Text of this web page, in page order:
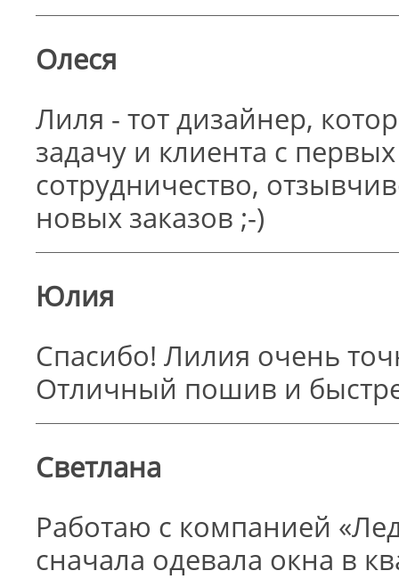
Олеся
Лиля - тот дизайнер,
задачу и клиента с
сотрудничество,
новых заказов ;-)
Юлия
Спасибо! Лилия очень
Отличный пошив и
Светлана
Работаю с компанией
сначала одевала окна в